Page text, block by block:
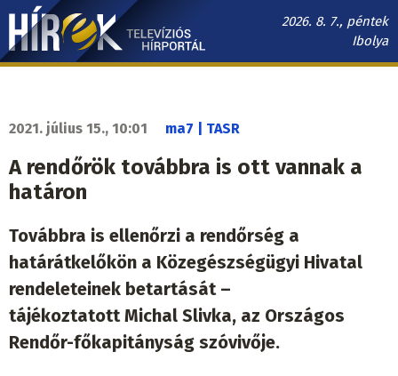
Ugrás
tartalomra
2026. 8. 7., péntek
Ibolya
Hírek.sk
navigáció
2021. július 15., 10:01 ma7 | TASR
A rendőrök továbbra is ott vannak a
határon
Továbbra is ellenőrzi a rendőrség a
határátkelőkön a Közegészségügyi Hivatal
rendeleteinek betartását –
tájékoztatott Michal Slivka, az Országos
Rendőr-főkapitányság szóvivője.